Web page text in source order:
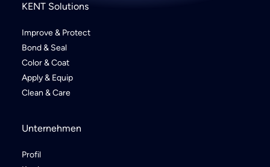
KENT Solutions
Improve & Protect
Bond & Seal
Color & Coat
Clean & Care
Unternehmen